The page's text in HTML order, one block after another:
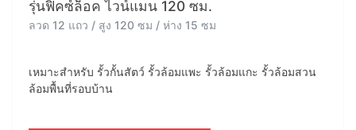
รุ่นฟิคซ์ล็อค ไวน์แมน 120 ซม.
ลวด 12 แถว / สูง 120 ซม / ห่าง 15 ซม
เหมาะสำหรับ รั้วกั้นสัตว์ รั้วล้อมแพะ รั้วล้อมแกะ รั้วล้อมสวน
ล้อมพื้นที่รอบบ้าน